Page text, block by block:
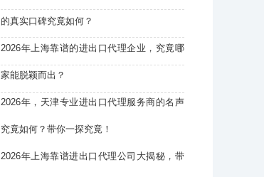
的真实口碑究竟如何？
2026年上海靠谱的进出口代理企业，究竟哪
家能脱颖而出？
2026年，天津专业进出口代理服务商的名声
究竟如何？带你一探究竟！
2026年上海靠谱进出口代理公司大揭秘，带